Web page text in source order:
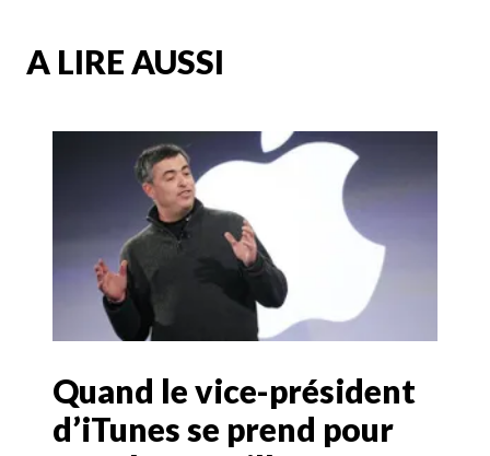
A LIRE AUSSI
Quand le vice-président
d’iTunes se prend pour